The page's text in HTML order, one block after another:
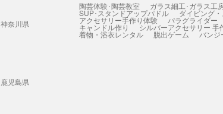
神奈川県
鹿児島県
陶芸体験･陶芸教室 ガラス細工･ガラス工
SUP･スタンドアップパドル ダイビング
アクセサリー手作り体験 パラグライダー
キャンドル作り シルバーアクセサリー 手
着物・浴衣レンタル 脱出ゲーム バンジ